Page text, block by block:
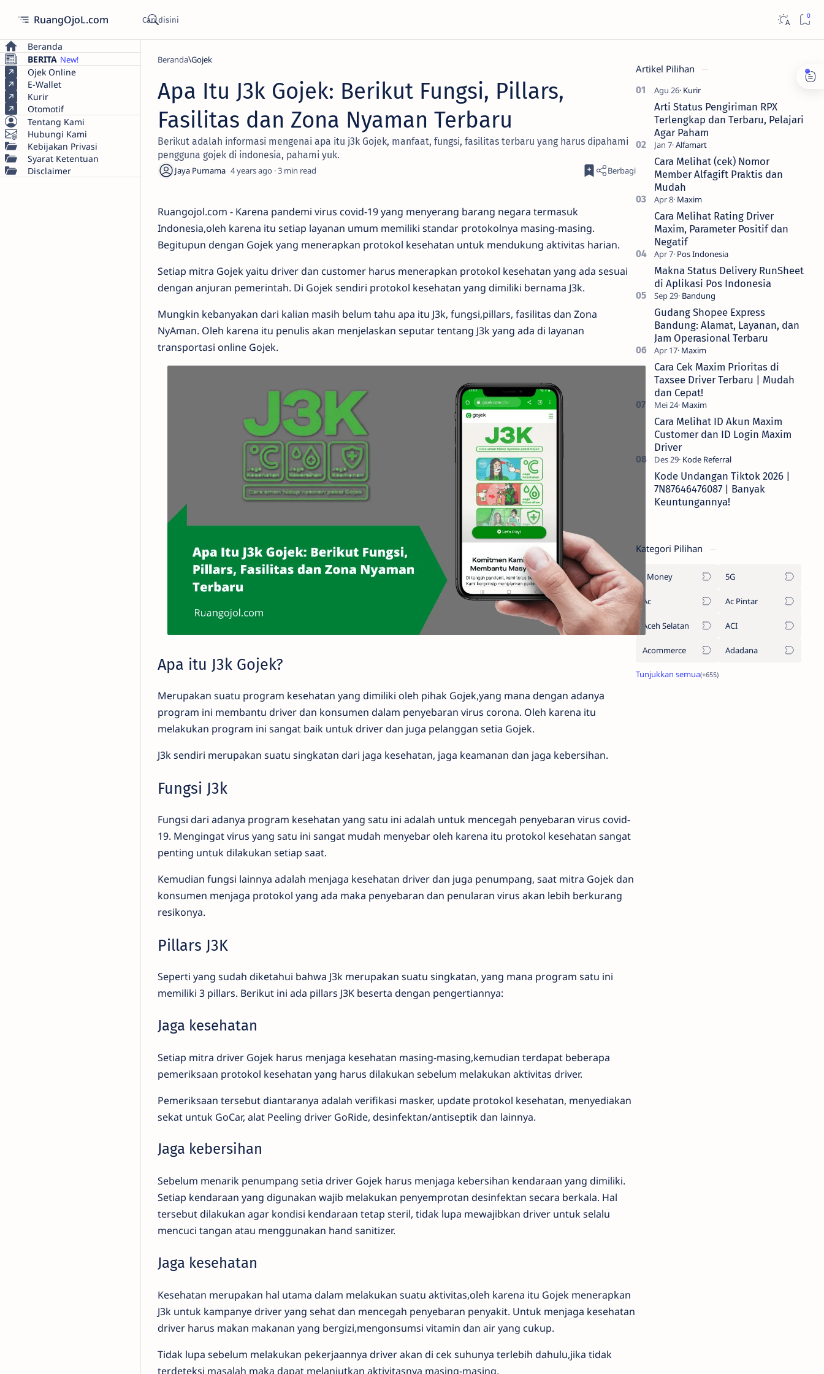
RuangOjoL.com
Beranda
BERITA
Ojek Online
E-Wallet
Kurir
Otomotif
Tentang Kami
Hubungi Kami
Kebijakan Privasi
Syarat Ketentuan
Disclaimer
Beranda Gojek
Apa Itu J3k Gojek: Berikut Fungsi, Pillars,
Fasilitas dan Zona Nyaman Terbaru
Berikut adalah informasi mengenai apa itu j3k Gojek, manfaat, fungsi, fasilitas terbaru yang harus dipahami
pengguna gojek di indonesia, pahami yuk.
4 years ago 3
Ruangojol.com - Karena pandemi virus covid-19 yang menyerang barang negara termasuk
Indonesia,oleh karena itu setiap layanan umum memiliki standar protokolnya masing-masing.
Begitupun dengan Gojek yang menerapkan protokol kesehatan untuk mendukung aktivitas harian.
Setiap mitra Gojek yaitu driver dan customer harus menerapkan protokol kesehatan yang ada sesuai
dengan anjuran pemerintah. Di Gojek sendiri protokol kesehatan yang dimiliki bernama J3k.
Mungkin kebanyakan dari kalian masih belum tahu apa itu J3k, fungsi,pillars, fasilitas dan Zona
NyAman. Oleh karena itu penulis akan menjelaskan seputar tentang J3k yang ada di layanan
transportasi online Gojek.
Apa itu J3k Gojek?
Merupakan suatu program kesehatan yang dimiliki oleh pihak Gojek,yang mana dengan adanya
program ini membantu driver dan konsumen dalam penyebaran virus corona. Oleh karena itu
melakukan program ini sangat baik untuk driver dan juga pelanggan setia Gojek.
J3k sendiri merupakan suatu singkatan dari jaga kesehatan, jaga keamanan dan jaga kebersihan.
Fungsi J3k
Fungsi dari adanya program kesehatan yang satu ini adalah untuk mencegah penyebaran virus covid-
19. Mengingat virus yang satu ini sangat mudah menyebar oleh karena itu protokol kesehatan sangat
penting untuk dilakukan setiap saat.
Kemudian fungsi lainnya adalah menjaga kesehatan driver dan juga penumpang, saat mitra Gojek dan
konsumen menjaga protokol yang ada maka penyebaran dan penularan virus akan lebih berkurang
resikonya.
Pillars J3K
Seperti yang sudah diketahui bahwa J3k merupakan suatu singkatan, yang mana program satu ini
memiliki 3 pillars. Berikut ini ada pillars J3K beserta dengan pengertiannya:
Jaga kesehatan
Setiap mitra driver Gojek harus menjaga kesehatan masing-masing,kemudian terdapat beberapa
pemeriksaan protokol kesehatan yang harus dilakukan sebelum melakukan aktivitas driver.
Pemeriksaan tersebut diantaranya adalah verifikasi masker, update protokol kesehatan, menyediakan
sekat untuk GoCar, alat Peeling driver GoRide, desinfektan/antiseptik dan lainnya.
Jaga kebersihan
Sebelum menarik penumpang setia driver Gojek harus menjaga kebersihan kendaraan yang dimiliki.
Setiap kendaraan yang digunakan wajib melakukan penyemprotan desinfektan secara berkala. Hal
tersebut dilakukan agar kondisi kendaraan tetap steril, tidak lupa mewajibkan driver untuk selalu
mencuci tangan atau menggunakan hand sanitizer.
Jaga kesehatan
Kesehatan merupakan hal utama dalam melakukan suatu aktivitas,oleh karena itu Gojek menerapkan
J3k untuk kampanye driver yang sehat dan mencegah penyebaran penyakit. Untuk menjaga kesehatan
driver harus makan makanan yang bergizi,mengonsumsi vitamin dan air yang cukup.
Tidak lupa sebelum melakukan pekerjaannya driver akan di cek suhunya terlebih dahulu,jika tidak
terdeteksi masalah maka dapat melanjutkan aktivitasnya masing-masing.
Artikel Pilihan
Arti Status Pengiriman RPX
Terlengkap dan Terbaru, Pelajari
Agar Paham
Cara Melihat (cek) Nomor
Member Alfagift Praktis dan
Mudah
Cara Melihat Rating Driver
Maxim, Parameter Positif dan
Negatif
Makna Status Delivery RunSheet
di Aplikasi Pos Indonesia
Gudang Shopee Express
Bandung: Alamat, Layanan, dan
Jam Operasional Terbaru
Cara Cek Maxim Prioritas di
Taxsee Driver Terbaru | Mudah
dan Cepat!
Cara Melihat ID Akun Maxim
Customer dan ID Login Maxim
Driver
Kode Undangan Tiktok 2026 |
7N87646476087 | Banyak
Keuntungannya!
Kategori Pilihan
1Money 5G
Ac Ac Pintar
Aceh Selatan ACI
Acommerce Adadana